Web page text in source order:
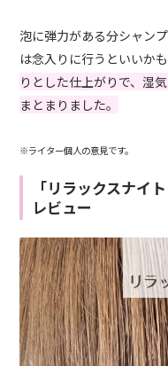
泡に弾力がある分シャン
は念入りに行うといいかも
りとした仕上がりで、湿
まとまりました。
※ライター個人の意見です。
「リラックスナイ
レビュー